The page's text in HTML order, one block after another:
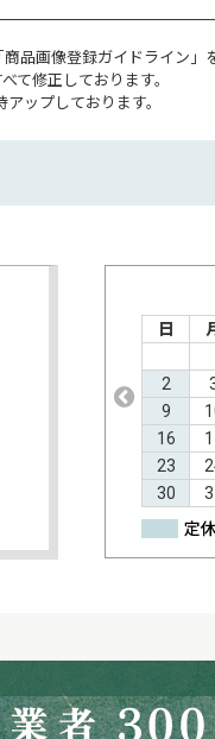
品画像登録ガイドライン」
て修正しております。
ップしております。
12
19
日
2
9
16
23
30